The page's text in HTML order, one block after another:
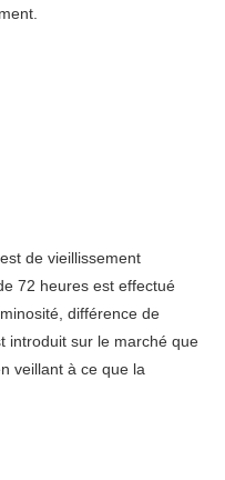
de vieillissement
72 heures est effectué
différence de
introduit sur le marché que
veillant à ce que la